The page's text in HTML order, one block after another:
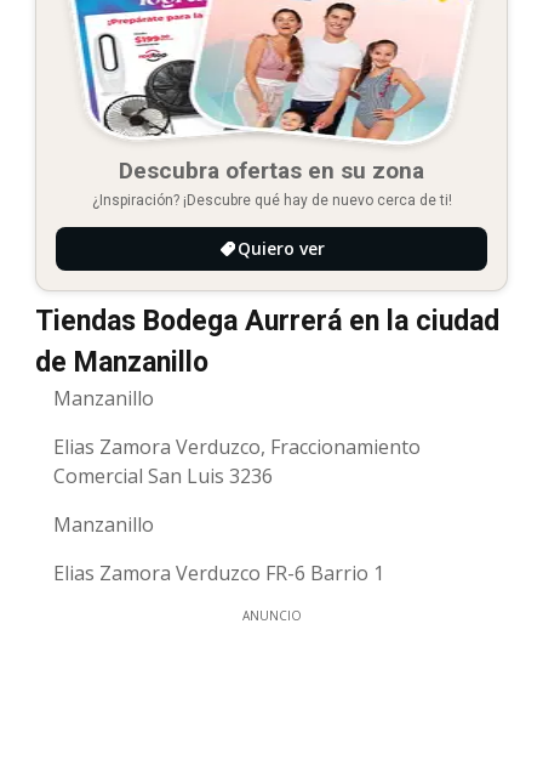
Descubra ofertas en su zona
¿Inspiración? ¡Descubre qué hay de nuevo cerca de ti!
Quiero ver
Tiendas Bodega Aurrerá en la ciudad
de Manzanillo
Manzanillo
Elias Zamora Verduzco, Fraccionamiento
Comercial San Luis 3236
Manzanillo
Elias Zamora Verduzco FR-6 Barrio 1
ANUNCIO